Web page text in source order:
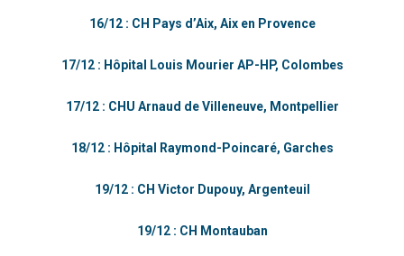
16/12 : CH Pays d’Aix, Aix en Provence
17/12 : Hôpital Louis Mourier AP-HP, Colombes
17/12 : CHU Arnaud de Villeneuve, Montpellier
18/12 : Hôpital Raymond-Poincaré, Garches
19/12 : CH Victor Dupouy, Argenteuil
19/12 : CH Montauban